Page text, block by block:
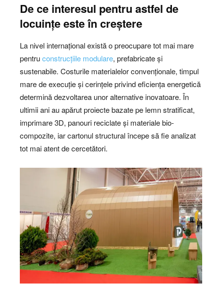
De ce interesul pentru astfel de
locuințe este în creștere
La nivel internațional există o preocupare tot mai mare
pentruconstrucțiile modulare, prefabricate și
sustenabile. Costurile materialelor convenționale, timpul
mare de execuție și cerințele privind eficiența energetică
determină dezvoltarea unor alternative inovatoare. În
ultimii ani au apărut proiecte bazate pe lemn stratificat,
imprimare 3D, panouri reciclate și materiale bio-
compozite, iar cartonul structural începe să fie analizat
tot mai atent de cercetători.